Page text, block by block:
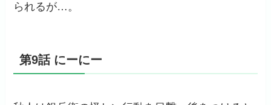
られるが…。
第9話 にーにー